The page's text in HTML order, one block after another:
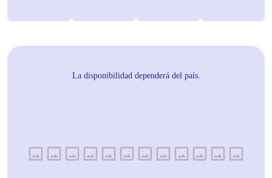
La disponibilidad dependerá del país.